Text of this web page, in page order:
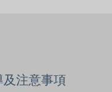
注意事項